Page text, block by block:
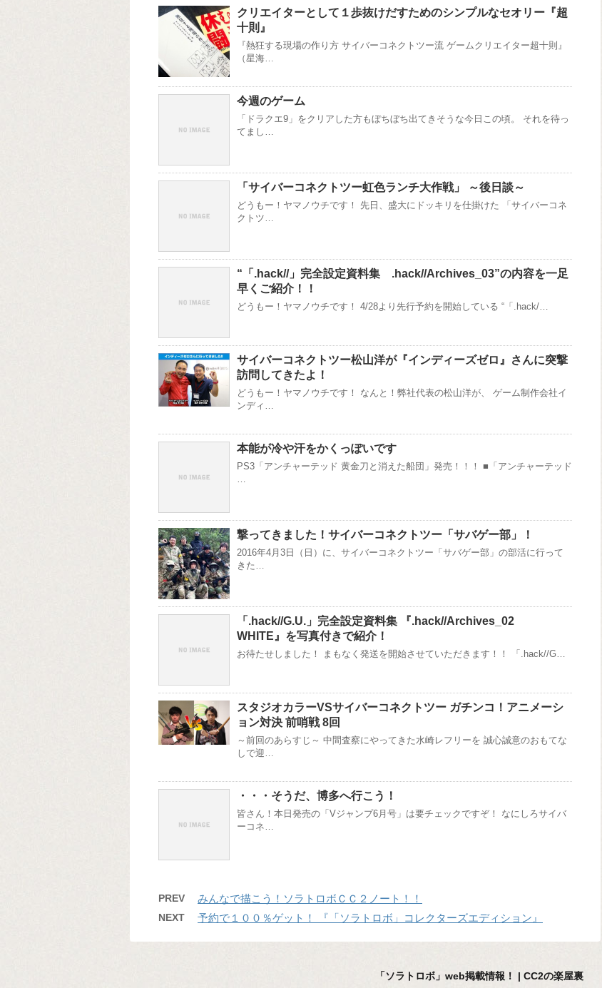
クリエイターとして１歩抜けだすためのシンプルなセオリー『超
十則』
『熱狂する現場の作り方 サイバーコネクトツー流 ゲームクリエイター超十則』
（星海…
今週のゲーム
「ドラクエ9」をクリアした方もぼちぼち出てきそうな今日この頃。 それを待っ
てまし…
「サイバーコネクトツー虹色ランチ大作戦」 ～後日談～
どうもー！ヤマノウチです！ 先日、盛大にドッキリを仕掛けた 「サイバーコネ
クトツ…
“「.hack//」完全設定資料集 .hack//Archives_03”の内容を一足
早くご紹介！！
どうもー！ヤマノウチです！ 4/28より先行予約を開始している “「.hack/…
サイバーコネクトツー松山洋が『インディーズゼロ』さんに突撃
訪問してきたよ！
どうもー！ヤマノウチです！ なんと！弊社代表の松山洋が、 ゲーム制作会社イ
ンディ…
本能が冷や汗をかくっぽいです
PS3「アンチャーテッド 黄金刀と消えた船団」発売！！！ ■「アンチャーテッド
…
撃ってきました！サイバーコネクトツー「サバゲー部」！
2016年4月3日（日）に、サイバーコネクトツー「サバゲー部」の部活に行って
きた…
「.hack//G.U.」完全設定資料集 『.hack//Archives_02
WHITE』を写真付きで紹介！
お待たせしました！ まもなく発送を開始させていただきます！！ 「.hack//G…
スタジオカラーVSサイバーコネクトツー ガチンコ！アニメーシ
ョン対決 前哨戦 8回
～前回のあらすじ～ 中間査察にやってきた水崎レフリーを 誠心誠意のおもてな
しで迎…
・・・そうだ、博多へ行こう！
皆さん！本日発売の「Vジャンプ6月号」は要チェックですぞ！ なにしろサイバ
ーコネ…
PREV みんなで描こう！ソラトロボＣＣ２ノート！！
NEXT 予約で１００％ゲット！ 『「ソラトロボ」コレクターズエディション』
「ソラトロボ」web掲載情報！ | CC2の楽屋裏